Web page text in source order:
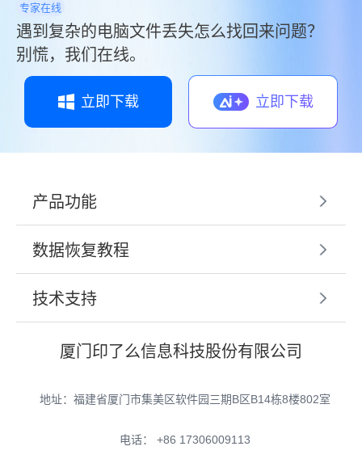
专家在线
遇到复杂的电脑文件丢失怎么找回来问题？
别慌，我们在线。
立即下载 立即下载
产品功能
数据恢复教程
技术支持
厦门印了么信息科技股份有限公司
地址：福建省厦门市集美区软件园三期B区B14栋8楼802室
电话： +86 17306009113